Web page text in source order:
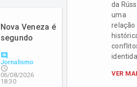
Nova Veneza é
segundo
Amrec em Índice
de
Desenvolvimento
comment
Jornalismo
access_time
06/08/2026
18:30
da
uma
relação
VER